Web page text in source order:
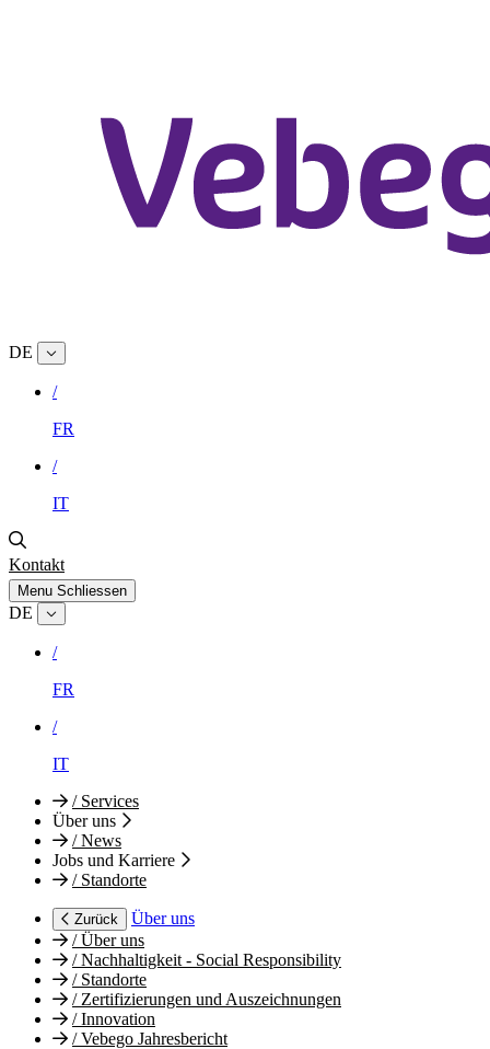
DE
/
FR
/
IT
Kontakt
Menu Schliessen
DE
/
FR
/
IT
/Services
Über uns
/News
Jobs und Karriere
/Standorte
Zurück
Über uns
/Über uns
/Nachhaltigkeit - Social Responsibility
/Standorte
/Zertifizierungen und Auszeichnungen
/Innovation
/Vebego Jahresbericht